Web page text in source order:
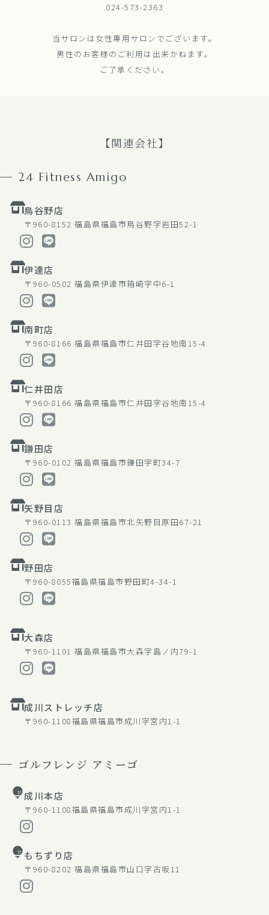
024-573-2363
当サロンは女性専用サロンでございます。
男性のお客様のご利用は出来かねます。
ご了承ください。
【関連会社】
24 Fitness Amigo
鳥谷野店
〒960-8152 福島県福島市鳥谷野字岩田52-1
伊達店
〒960-0502 福島県伊達市箱崎字中6-1
南町店
〒960-8166 福島県福島市仁井田字谷地南15-4
仁井田店
〒960-8166 福島県福島市仁井田字谷地南15-4
鎌田店
〒960-0102 福島県福島市鎌田字町34-7
矢野目店
〒960-0113 福島県福島市北矢野目原田67-21
野田店
〒960-8055福島県福島市野田町4-34-1
大森店
〒960-1101 福島県福島市大森字島ノ内79-1
成川ストレッチ店
〒960-1108福島県福島市成川字宮内1-1
ゴルフレンジ アミーゴ
成川本店
〒960-1108福島県福島市成川字宮内1-1
もちずり店
〒960-8202 福島県福島市山口字古坂11